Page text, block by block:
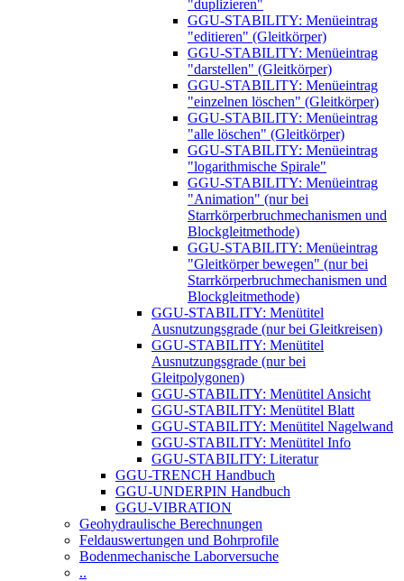
"duplizieren"
GGU-STABILITY: Menüeintrag
"editieren" (Gleitkörper)
GGU-STABILITY: Menüeintrag
"darstellen" (Gleitkörper)
GGU-STABILITY: Menüeintrag
"einzelnen löschen" (Gleitkörper)
GGU-STABILITY: Menüeintrag
"alle löschen" (Gleitkörper)
GGU-STABILITY: Menüeintrag
"logarithmische Spirale"
GGU-STABILITY: Menüeintrag
"Animation" (nur bei
Starrkörperbruchmechanismen und
Blockgleitmethode)
GGU-STABILITY: Menüeintrag
"Gleitkörper bewegen" (nur bei
Starrkörperbruchmechanismen und
Blockgleitmethode)
GGU-STABILITY: Menütitel
Ausnutzungsgrade (nur bei Gleitkreisen)
GGU-STABILITY: Menütitel
Ausnutzungsgrade (nur bei
Gleitpolygonen)
GGU-STABILITY: Menütitel Ansicht
GGU-STABILITY: Menütitel Blatt
GGU-STABILITY: Menütitel Nagelwand
GGU-STABILITY: Menütitel Info
GGU-STABILITY: Literatur
GGU-TRENCH Handbuch
GGU-UNDERPIN Handbuch
GGU-VIBRATION
Geohydraulische Berechnungen
Feldauswertungen und Bohrprofile
Bodenmechanische Laborversuche
..